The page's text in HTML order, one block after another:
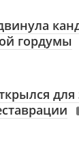
гордумы
для